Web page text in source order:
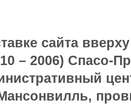
сайта
– 2006) Спасо-